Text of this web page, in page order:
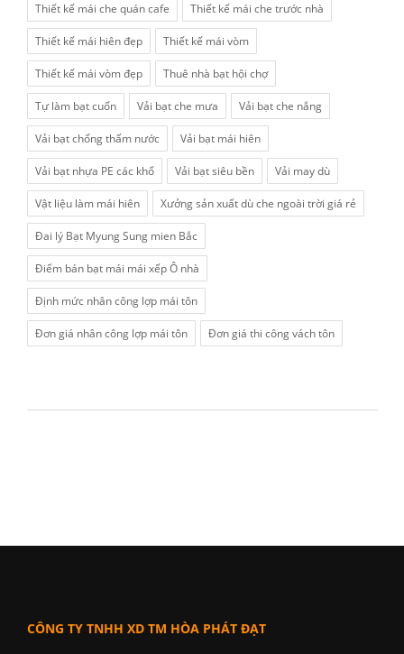
Thiết kế mái che quán cafe Thiết kế mái che trước nhà
Thiết kế mái hiên đẹp Thiết kế mái vòm
Thiết kế mái vòm đẹp Thuê nhà bạt hội chợ
Tự làm bạt cuốn Vải bạt che mưa Vải bạt che nắng
Vải bạt chống thấm nước Vải bạt mái hiên
Vải bạt nhựa PE các khổ Vải bạt siêu bền Vải may dù
Vật liệu làm mái hiên Xưởng sản xuất dù che ngoài trời giá rẻ
Đai lý Bạt Myung Sung mien Bắc
Điểm bán bạt mái mái xếp Ô nhà
Định mức nhân công lợp mái tôn
Đơn giá nhân công lợp mái tôn Đơn giá thi công vách tôn
CÔNG TY TNHH XD TM HÒA PHÁT ĐẠT